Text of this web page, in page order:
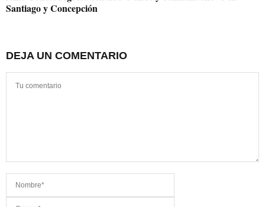
Santiago y Concepción
DEJA UN COMENTARIO